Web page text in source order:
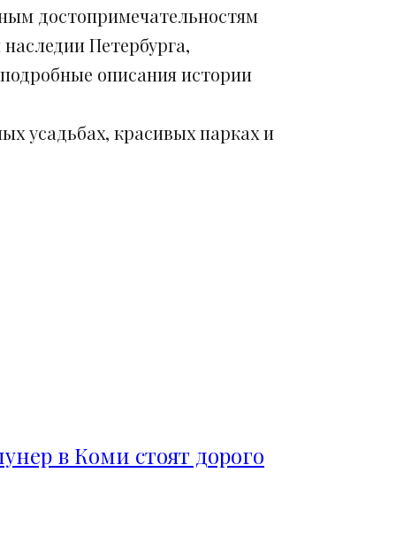
достопримечательностям
Петербурга,
описания истории
усадьбах, красивых парках и
в Коми стоят дорого